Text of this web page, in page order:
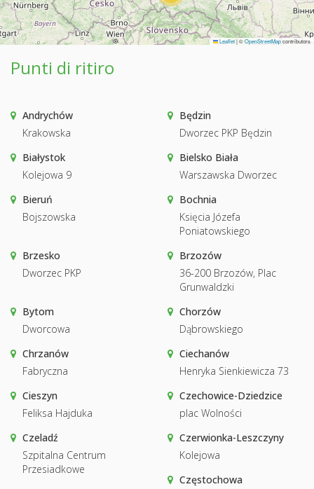
Leaflet|©OpenStreetMapcontributors
Punti di ritiro
Andrychów
Krakowska
Będzin
Dworzec PKP Będzin
Białystok
Kolejowa 9
Bielsko Biała
Warszawska Dworzec
Bieruń
Bojszowska
Bochnia
Księcia Józefa
Poniatowskiego
Brzesko
Dworzec PKP
Brzozów
36-200 Brzozów, Plac
Grunwaldzki
Bytom
Dworcowa
Chorzów
Dąbrowskiego
Chrzanów
Fabryczna
Ciechanów
Henryka Sienkiewicza 73
Cieszyn
Feliksa Hajduka
Czechowice-Dziedzice
plac Wolności
Czeladź
Szpitalna Centrum
Przesiadkowe
Czerwionka-Leszczyny
Kolejowa
Częstochowa